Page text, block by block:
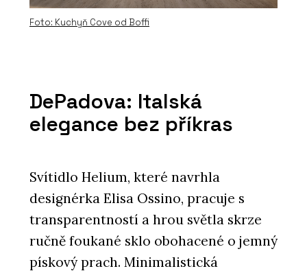
Křeslo One Page od značky Moroso -
KONSEPTI
ČLÁNKY
Foto: Kuchyň Cove od Boffi
DePadova: Italská
elegance bez příkras
Svítidlo Helium, které navrhla
designérka Elisa Ossino, pracuje s
transparentností a hrou světla skrze
ručně foukané sklo obohacené o jemný
pískový prach. Minimalistická